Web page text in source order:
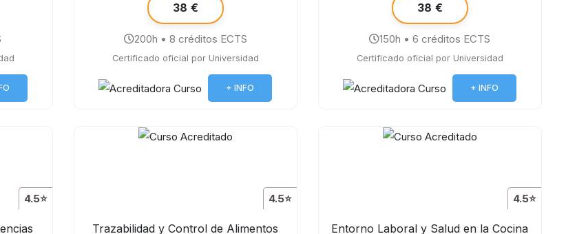
38 €
200h • 8 créditos ECTS
Certificado oficial por Universidad
+ INFO
38 €
150h • 6 créditos ECTS
Certificado oficial por Universidad
+ INFO
4.5⭐ 4.5⭐
Trazabilidad y Control de Alimentos
4.5⭐
Entorno Laboral y Salud en la Cocina